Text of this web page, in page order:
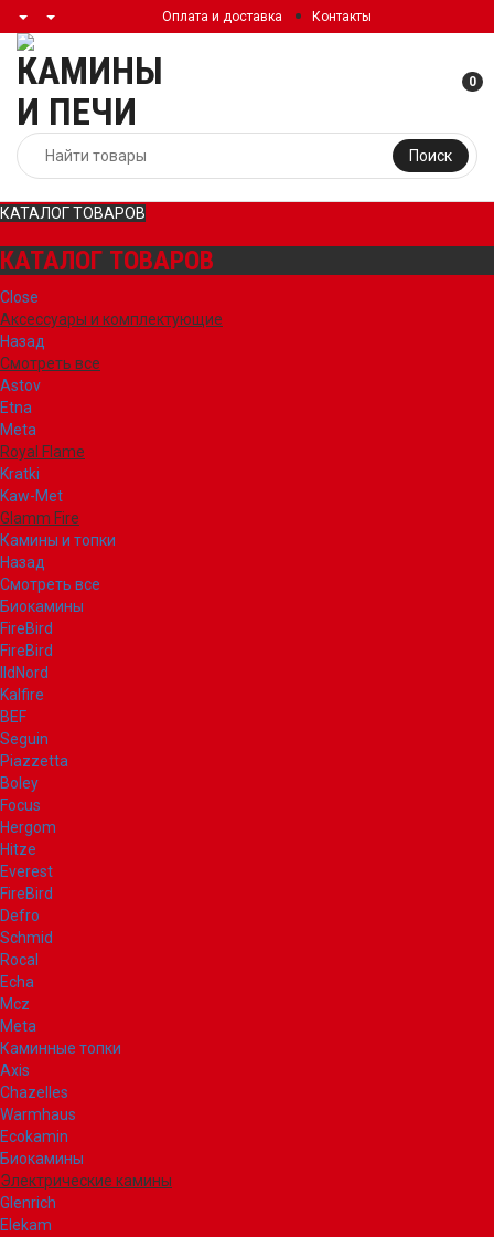
Оплата и доставка Контакты
Поиск
0
КАТАЛОГ ТОВАРОВ
КАТАЛОГ ТОВАРОВ
Close
Аксессуары и комплектующие
Назад
Смотреть все
Astov
Etna
Meta
Royal Flame
Kratki
Kaw-Met
Glamm Fire
Камины и топки
Назад
Смотреть все
Биокамины
FireBird
FireBird
IldNord
Kalfire
BEF
Seguin
Piazzetta
Boley
Focus
Hergom
Hitze
Everest
FireBird
Defro
Schmid
Rocal
Echa
Mcz
Meta
Каминные топки
Axis
Chazelles
Warmhaus
Ecokamin
Биокамины
Электрические камины
Glenrich
Elekam